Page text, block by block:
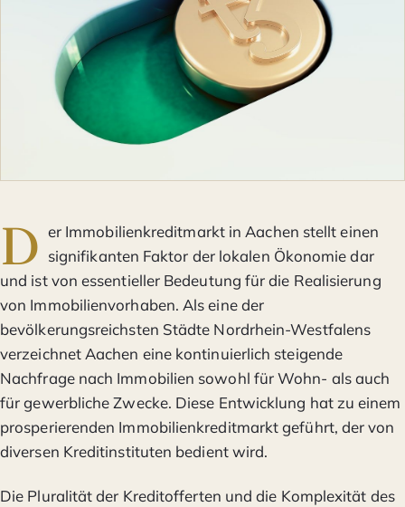
D er Immobilienkreditmarkt in Aachen stellt einen
signifikanten Faktor der lokalen Ökonomie dar
und ist von essentieller Bedeutung für die Realisierung
von Immobilienvorhaben. Als eine der
bevölkerungsreichsten Städte Nordrhein-Westfalens
verzeichnet Aachen eine kontinuierlich steigende
Nachfrage nach Immobilien sowohl für Wohn- als auch
für gewerbliche Zwecke. Diese Entwicklung hat zu einem
prosperierenden Immobilienkreditmarkt geführt, der von
diversen Kreditinstituten bedient wird.
Die Pluralität der Kreditofferten und die Komplexität des